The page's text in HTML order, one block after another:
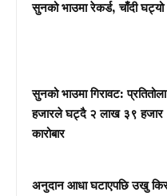
सुनको भाउमा रेकर्ड, चाँदी घट्यो
सुनको भाउमा गिरावट:
हजारले घट्दै २ लाख ३९ हजार
कारोबार
अनुदान आधा घटाएपछि उखु